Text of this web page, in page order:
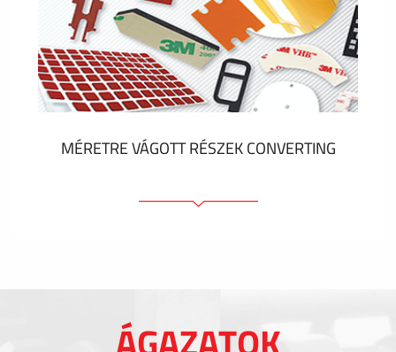
Panelek szerelőelemekkel
Gravírozott címkék
MUTASS TÖBBET
MÉRETRE VÁGOTT RÉSZEK CONVERTING
Kitöltések és hőkezelés